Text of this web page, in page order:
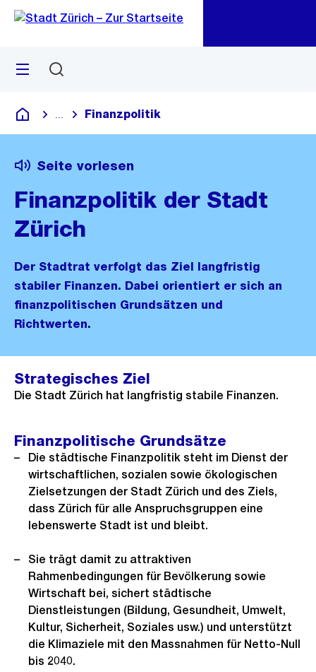
Navigation
Sprunglink
Menü
Deutsch
Blende alle Breadcrumbs ein
Finanzpolitik
Seite vorlesen
Finanzpolitik der Stadt
Zürich
Der Stadtrat verfolgt das Ziel langfristig
stabiler Finanzen. Dabei orientiert er sich an
finanzpolitischen Grundsätzen und
Richtwerten.
Strategisches Ziel
Die Stadt Zürich hat langfristig stabile Finanzen.
Finanzpolitische Grundsätze
Die städtische Finanzpolitik steht im Dienst der
wirtschaftlichen, sozialen sowie ökologischen
Zielsetzungen der Stadt Zürich und des Ziels,
dass Zürich für alle Anspruchsgruppen eine
lebenswerte Stadt ist und bleibt.
Sie trägt damit zu attraktiven
Rahmenbedingungen für Bevölkerung sowie
Wirtschaft bei, sichert städtische
Dienstleistungen (Bildung, Gesundheit, Umwelt,
Kultur, Sicherheit, Soziales usw.) und unterstützt
die Klimaziele mit den Massnahmen für Netto-Null
bis 2040.